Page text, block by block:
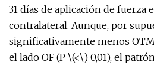
31 días de aplicación de fuerza
contralateral. Aunque, por
significativamente menos
el lado OF (P \(<\) 0,01), el